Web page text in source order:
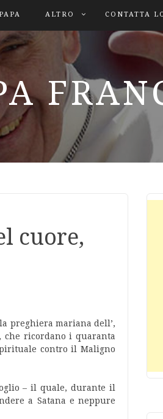
ALTRO CONTATTA
cuore,
preghiera mariana dell’,
ricordano i quaranta
contro il Maligno
– il quale, durante il
a Satana e neppure